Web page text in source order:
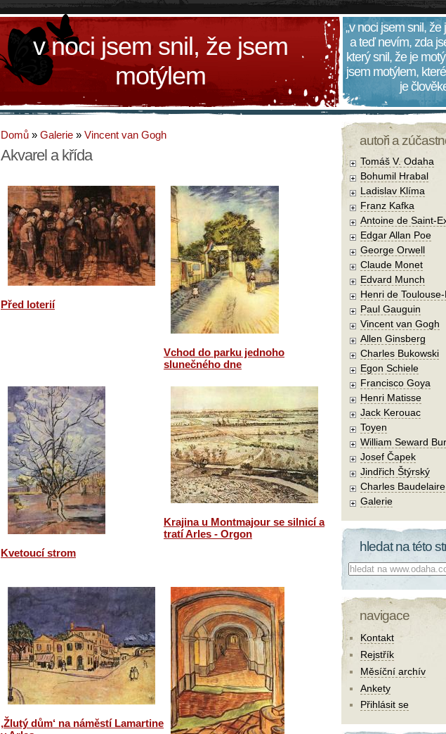
v noci jsem snil, že jsem
motýlem
„v noci jsem snil,
a teď nevím, zda
který snil, že je
jsem motýlem,
je
Domů » Galerie » Vincent van Gogh
Akvarel a křída
Před loterií
Vchod do parku jednoho
slunečného dne
Kvetoucí strom
Krajina u Montmajour se silnicí a
tratí Arles - Orgon
‚Žlutý dům‘ na náměstí Lamartine
autoři a
Tomáš V. Odaha
Bohumil Hrabal
Ladislav Klíma
Franz Kafka
Antoine de Saint-
Edgar Allan Poe
George Orwell
Claude Monet
Edvard Munch
Henri de
Paul Gauguin
Vincent van Gogh
Allen Ginsberg
Charles Bukowski
Egon Schiele
Francisco Goya
Henri Matisse
Jack Kerouac
Toyen
William Seward
Josef Čapek
Jindřich Štýrský
Charles Baudelaire
Galerie
hledat na této
Co hledat:
navigace
Kontakt
Rejstřík
Měsíční archív
Ankety
Přihlásit se